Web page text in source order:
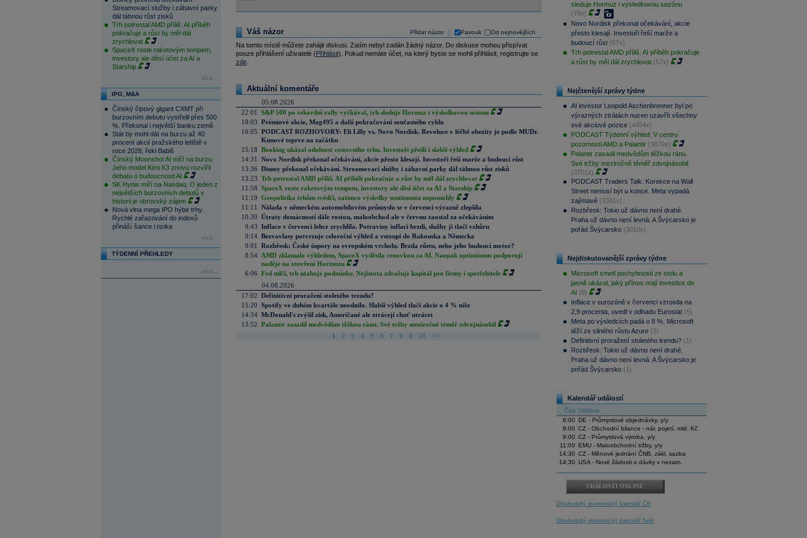
Streamovací služby i zábavní parky
dál táhnou růst zisků
Trh potrestal AMD příliš. AI příběh
pokračuje a růst by měl dál
zrychlovat
SpaceX roste raketovým tempem,
investory ale děsí účet za AI a
Starship
více...
IPO, M&A
Čínský čipový gigant CXMT při
burzovním debutu vystřelil přes 500
%. Překonal i největší banku země
Stát by mohl dát na burzu až 40
procent akcií pražského letiště v
roce 2028, řekl Babiš
Čínský Moonshot AI míří na burzu.
Jeho model Kimi K3 znovu rozvířil
debatu o budoucnosti AI
SK Hynix míří na Nasdaq. O jeden z
největších burzovních debutů v
historii je obrovský zájem
Nová vlna mega IPO hýbe trhy.
Rychlé zařazování do indexů
přináší šance i rizika
více...
TÝDENNÍ PŘEHLEDY
více...
Přidat názor Pavouk Od nejnovějších
Váš názor
Na tomto místě můžete zahájit diskusi. Zatím nebyl zadán žádný názor. Do diskuse mohou přispívat
pouze přihlášení uživatelé (Přihlásit). Pokud nemáte účet, na který byste se mohli přihlásit, registrujte se
zde.
Aktuální komentáře
05.08.2026
22:01
S&P 500 po rekordní rally vyčkával, trh sleduje Hormuz i výsledkovou sezónu
18:03 Prémiové akcie, Mag495 a další pokračování současného cyklu
16:05 PODCAST ROZHOVORY: Eli Lilly vs. Novo Nordisk. Revoluce v léčbě obezity je podle MUDr.
Kunové teprve na začátku
15:18 Booking ukázal odolnost cestovního trhu. Investoři přešli i slabší výhled
14:31
Novo Nordisk překonal očekávání, akcie přesto klesají. Investoři řeší marže a budoucí růst
13:36 Disney překonal očekávání. Streamovací služby i zábavní parky dál táhnou růst zisků
13:23 Trh potrestal AMD příliš. AI příběh pokračuje a růst by měl dál zrychlovat
11:58 SpaceX roste raketovým tempem, investory ale děsí účet za AI a Starship
11:19 Geopolitika trhům svědčí, zatímco výsledky sentimentu nepomohly
11:11
Nálada v německém automobilovém průmyslu se v červenci výrazně zlepšila
10:30 Útraty domácností dále rostou, maloobchod ale v červnu zaostal za očekáváním
9:43 Inflace v červenci lehce zrychlila. Potraviny inflaci brzdí, služby ji tlačí vzhůru
9:14 Bezvavlasy potvrzuje celoroční výhled a vstoupí do Rakouska a Německa
9:01
Rozbřesk: České úspory na evropském vrcholu. Brzda růstu, nebo jeho budoucí motor?
8:54
AMD zklamalo výhledem, SpaceX vyděsila cenovkou za AI. Naopak optimismus podporují
naděje na otevření Hormuzu
6:06 Fed mlčí, trh utahuje podmínky. Nejistota zdražuje kapitál pro firmy i spotřebitele
04.08.2026
17:02 Definitivní proražení stoletého trendu?
15:20 Spotify ve duhém kvartále neoslnilo. Slabší výhled tlačí akcie o 4 % níže
14:34 McDonald's zvýšil zisk, Američané ale ztrácejí chuť utrácet
13:52 Palantir zasadil medvědům těžkou ránu. Své tržby meziročně téměř zdvojnásobil
1 2 3 4 5 6 7 8 9 10 >>
sleduje Hormuz i výsledkovou sezónu
(79x)
Novo Nordisk překonal očekávání, akcie
přesto klesají. Investoři řeší marže a
budoucí růst (57x)
Trh potrestal AMD příliš. AI příběh pokračuje
a růst by měl dál zrychlovat (57x)
Nejčtenější zprávy týdne
AI investor Leopold Aschenbrenner byl po
výrazných ztrátách nucen uzavřít všechny
své akciové pozice (4454x)
PODCAST Týdenní výhled: V centru
pozornosti AMD a Palantir (3879x)
Palantir zasadil medvědům těžkou ránu.
Své tržby meziročně téměř zdvojnásobil
(3701x)
PODCAST Traders Talk: Korekce na Wall
Street nemusí být u konce. Meta vypadá
zajímavě (3381x)
Rozbřesk: Tokio už dávno není drahé.
Praha už dávno není levná. A Švýcarsko je
pořád Švýcarsko (3010x)
Nejdiskutovanější zprávy týdne
Microsoft smetl pochybnosti ze stolu a
jasně ukázal, jaký přínos mají investice do
AI (9)
Inflace v eurozóně v červenci vzrostla na
2,9 procenta, uvedl v odhadu Eurostat (5)
Meta po výsledcích padá o 8 %, Microsoft
těží ze silného růstu Azure (3)
Definitivní proražení stoletého trendu? (1)
Rozbřesk: Tokio už dávno není drahé.
Praha už dávno není levná. A Švýcarsko je
pořád Švýcarsko (1)
Kalendář událostí
Čas Událost
8:00
DE - Průmyslové objednávky, y/y
9:00 CZ - Obchodní bilance - nár. pojetí, mld. Kč
9:00 CZ - Průmyslová výroba, y/y
11:00
EMU - Maloobchodní tržby, y/y
14:30 CZ - Měnové jednání ČNB, zákl. sazba
14:30 USA - Nové žádosti o dávky v nezam.
UDÁLOSTI ONLINE
Dlouhodobý ekonomický kalendář ČR
Dlouhodobý ekonomický kalendář Svět